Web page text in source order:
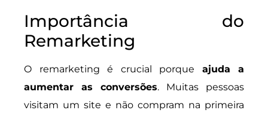
Importância do
Remarketing
O remarketing é crucial porque ajuda a
aumentar as conversões. Muitas pessoas
visitam um site e não compram na primeira